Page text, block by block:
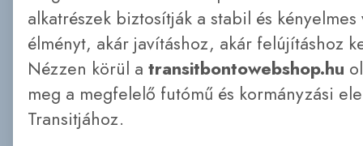
alkatrészek biztosítják a stabil és kényelmes
élményt, akár javításhoz, akár felújításhoz
Nézzen körül atransitbontowebshop.hu
meg a megfelelő futómű és kormányzási
Transitjához.